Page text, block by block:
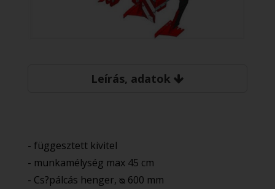
Leírás, adatok
- függesztett kivitel
- munkamélység max 45 cm
- Cs?pálcás henger, ᴓ 600 mm